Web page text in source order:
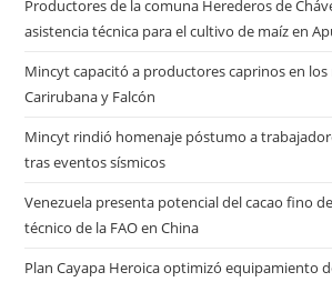
Productores de la comuna Herederos de
asistencia técnica para el cultivo de maíz en
Mincyt capacitó a productores caprinos en
Carirubana y Falcón
Mincyt rindió homenaje póstumo a
tras eventos sísmicos
Venezuela presenta potencial del cacao fino
técnico de la FAO en China
Plan Cayapa Heroica optimizó equipamiento